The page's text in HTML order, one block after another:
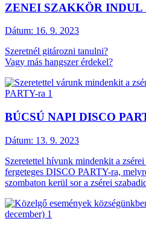
ZENEI SZAKKÖR INDUL
Dátum: 16. 9. 2023
Szeretnél gitározni tanulni?
Vagy más hangszer érdekel?
BÚCSÚ NAPI DISCO
Dátum: 13. 9. 2023
Szeretettel hívunk mindenkit a
fergeteges DISCO PARTY-ra,
szombaton kerül sor a zsérei